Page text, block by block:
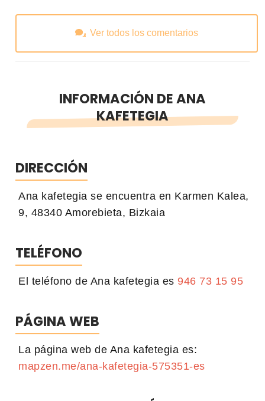
Ver todos los comentarios
INFORMACIÓN DE ANA
KAFETEGIA
DIRECCIÓN
Ana kafetegia se encuentra en Karmen Kalea,
9, 48340 Amorebieta, Bizkaia
TELÉFONO
El teléfono de Ana kafetegia es 946 73 15 95
PÁGINA WEB
La página web de Ana kafetegia es:
mapzen.me/ana-kafetegia-575351-es